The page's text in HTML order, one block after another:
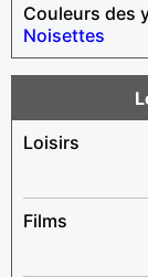
Couleurs des
Noisettes
Loisirs
Films